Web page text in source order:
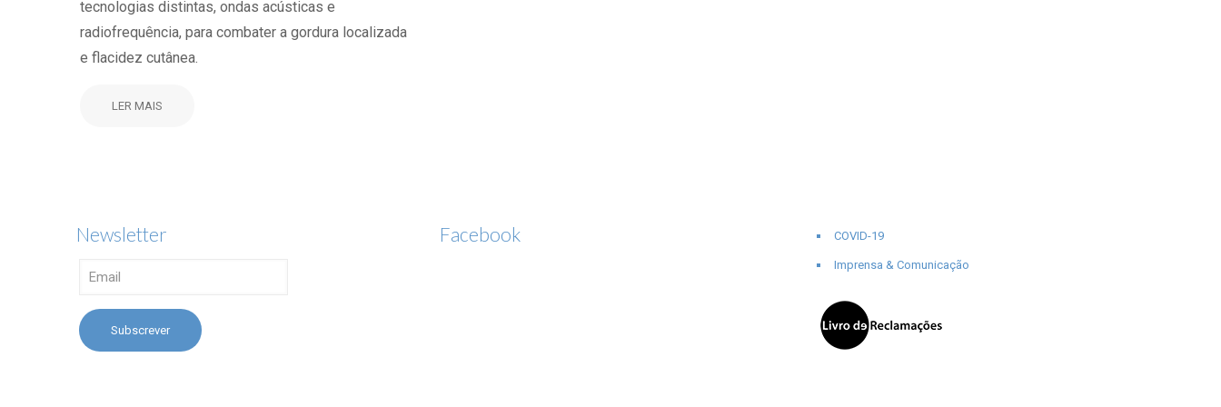
tecnologias distintas, ondas acústicas e
radiofrequência, para combater a gordura localizada
e flacidez cutânea.
LER MAIS
Newsletter Facebook COVID-19
Imprensa & Comunicação